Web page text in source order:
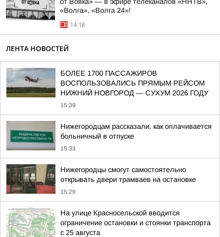
«Волга», «Волга 24»!
14:18
ЛЕНТА НОВОСТЕЙ
БОЛЕЕ 1700 ПАССАЖИРОВ
ВОСПОЛЬЗОВАЛИСЬ ПРЯМЫМ РЕЙСОМ
НИЖНИЙ НОВГОРОД — СУХУМ 2026 ГОДУ
15:39
Нижегородцам рассказали, как оплачивается
больничный в отпуске
15:33
Нижегородцы смогут самостоятельно
открывать двери трамваев на остановке
15:29
На улице Красносельской вводится
ограничение остановки и стоянки транспорта
с 25 августа